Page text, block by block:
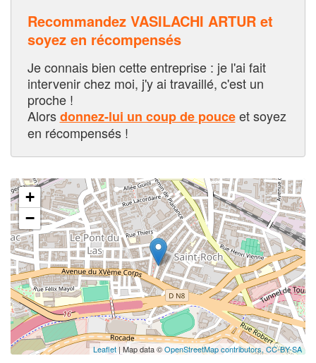
Recommandez VASILACHI ARTUR et
soyez en récompensés
Je connais bien cette entreprise : je l'ai fait
intervenir chez moi, j'y ai travaillé, c'est un
proche !
Alorsdonnez-lui un coup de pouceet soyez
en récompensés !
+
−
Leaflet | Map data ©OpenStreetMap contributors, CC-BY-SA